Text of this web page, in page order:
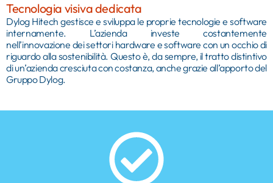
Tecnologia visiva dedicata
Dylog Hitech gestisce e sviluppa le proprie tecnologie e software
internamente. L’azienda investe costantemente
nell’innovazione dei settori hardware e software con un occhio di
riguardo alla sostenibilità. Questo è, da sempre, il tratto distintivo
di un’azienda cresciuta con costanza, anche grazie all’apporto del
Gruppo Dylog.